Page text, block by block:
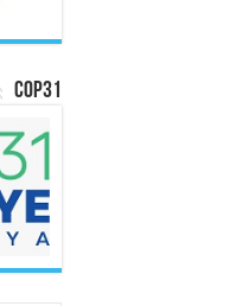
COP31